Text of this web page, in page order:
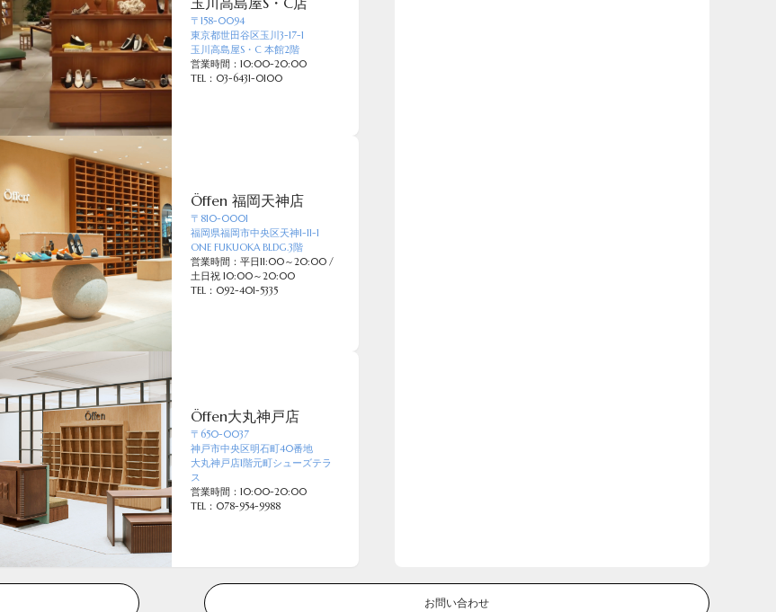
〒158-0094
東京都世田谷区玉川3-17-1
玉川高島屋S・C 本館2階
営業時間：10:00-20:00
TEL：03-6431-0100
Öffen 福岡天神店
〒810-0001
福岡県福岡市中央区天神1-11-1
ONE FUKUOKA BLDG.3階
営業時間：平日11:00～20:00 /
土日祝 10:00～20:00
TEL：092-401-5335
Öffen大丸神戸店
〒650-0037
神戸市中央区明石町40番地
大丸神戸店1階元町シューズテラ
ス
営業時間：10:00-20:00
TEL：078-954-9988
お問い合わせ